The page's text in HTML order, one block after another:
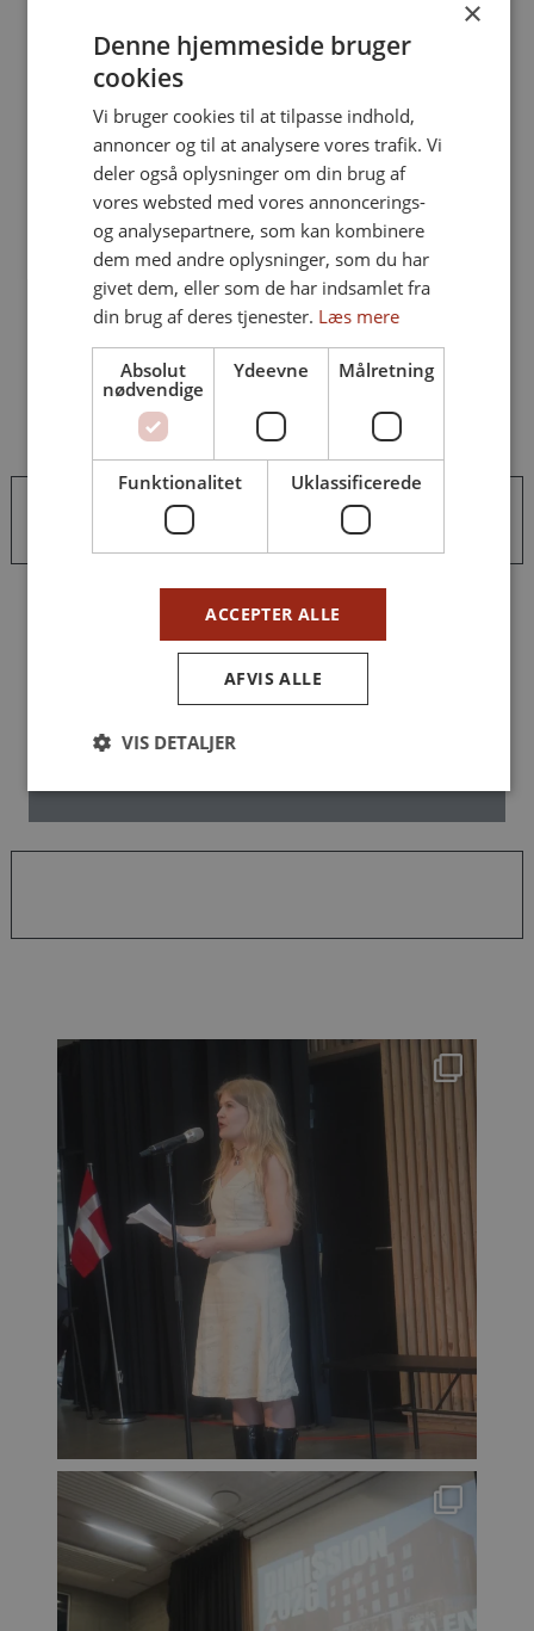
Kendte kunstnere
møder morgendagens
stjerner på Dansk
Talentakademi
Royalt besøg på Dansk
Talentakademi
Emil har fundet sit
kreative frirum på
Dansk Talentakademi
Dansk Talentakademi
søger ny leder
×
Denne hjemmeside bruger
cookies
Vi bruger cookies til at tilpasse indhold,
annoncer og til at analysere vores trafik. Vi
deler også oplysninger om din brug af
vores websted med vores annoncerings-
og analysepartnere, som kan kombinere
dem med andre oplysninger, som du har
givet dem, eller som de har indsamlet fra
din brug af deres tjenester. Læs mere
Absolut
nødvendige
Ydeevne Målretning
Funktionalitet Uklassificerede
ACCEPTER ALLE
AFVIS ALLE
VIS DETALJER